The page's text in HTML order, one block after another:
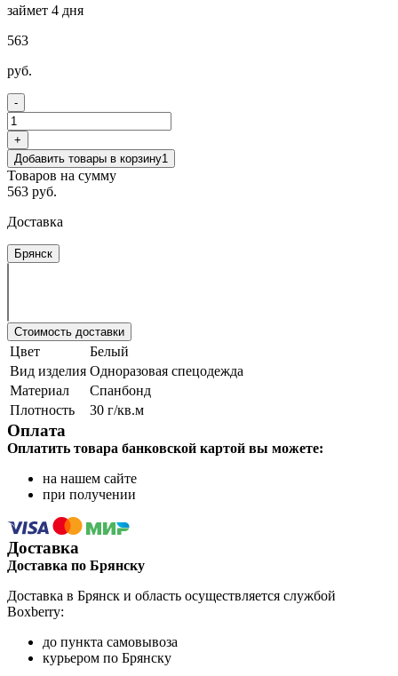
займет 4 дня
563
руб.
-
+
Добавить товары в корзину1
Товаров на сумму
563 руб.
Доставка
Брянск
Стоимость доставки
Цвет
Белый
Вид изделия Одноразовая спецодежда
Материал
Спанбонд
Плотность
30 г/кв.м
Оплата
Оплатить товара банковской картой вы можете:
на нашем сайте
при получении
Доставка
Доставка по Брянску
Доставка в Брянск и область осуществляется службой
Boxberry:
до пункта самовывоза
курьером по Брянску